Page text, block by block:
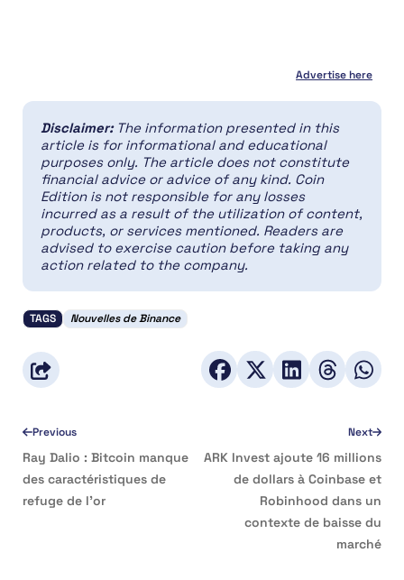
Advertise here
Disclaimer: The information presented in this
article is for informational and educational
purposes only. The article does not constitute
financial advice or advice of any kind. Coin
Edition is not responsible for any losses
incurred as a result of the utilization of content,
products, or services mentioned. Readers are
advised to exercise caution before taking any
action related to the company.
TAGS Nouvelles de Binance
Previous
Ray Dalio : Bitcoin manque
des caractéristiques de
refuge de l’or
Next
ARK Invest ajoute 16 millions
de dollars à Coinbase et
Robinhood dans un
contexte de baisse du
marché